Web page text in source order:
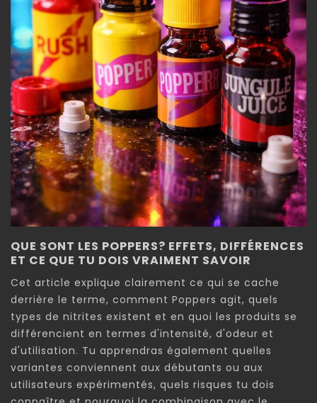
QUE SONT LES POPPERS? EFFETS, DIFFÉRENCES
ET CE QUE TU DOIS VRAIMENT SAVOIR
Cet article explique clairement ce qui se cache
derrière le terme, comment Poppers agit, quels
types de nitrites existent et en quoi les produits se
différencient en termes d'intensité, d'odeur et
d'utilisation. Tu apprendras également quelles
variantes conviennent aux débutants ou aux
utilisateurs expérimentés, quels risques tu dois